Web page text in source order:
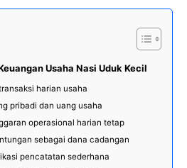
Usaha Nasi Uduk Kecil
harian usaha
pribadi dan uang usaha
operasional harian tetap
sebagai dana cadangan
pencatatan sederhana